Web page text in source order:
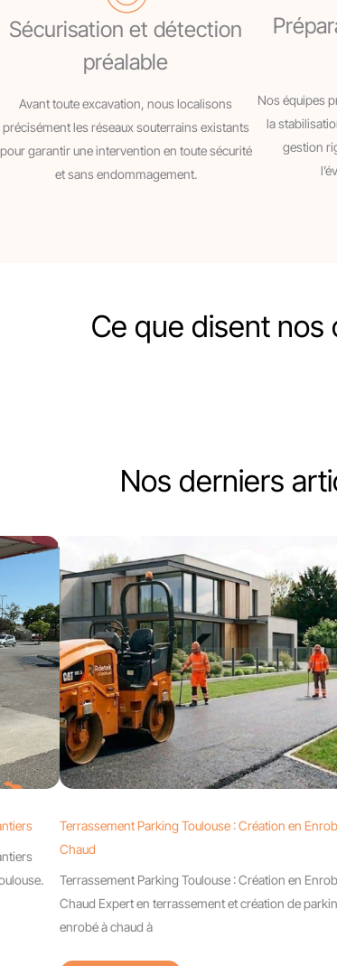
Sécurisation et détection
préalable
Avant toute excavation, nous localisons
précisément les réseaux souterrains existants
pour garantir une intervention en toute sécurité
et sans endommagement.
Nos équipes
la
gestion
Ce que disent nos
Nos derniers
Terrassement Parking Toulouse : Création en
Chaud
Terrassement Parking Toulouse : Création en
Chaud Expert en terrassement et création de
enrobé à chaud à